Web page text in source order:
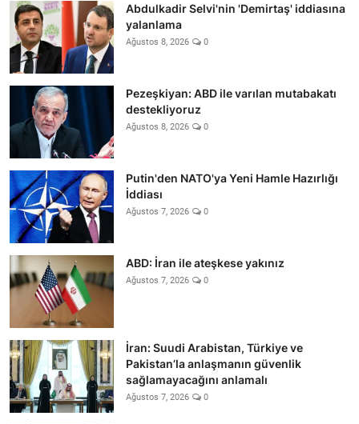
Abdulkadir Selvi'nin 'Demirtaş' iddiasına
yalanlama
Ağustos 8, 2026 0
Pezeşkiyan: ABD ile varılan mutabakatı
destekliyoruz
Ağustos 8, 2026 0
Putin'den NATO'ya Yeni Hamle Hazırlığı
İddiası
Ağustos 7, 2026 0
ABD: İran ile ateşkese yakınız
Ağustos 7, 2026 0
İran: Suudi Arabistan, Türkiye ve
Pakistan’la anlaşmanın güvenlik
sağlamayacağını anlamalı
Ağustos 7, 2026 0